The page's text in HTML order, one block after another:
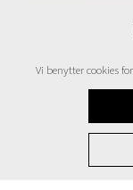
Copyright © 2026 -
Vi benytter cookies